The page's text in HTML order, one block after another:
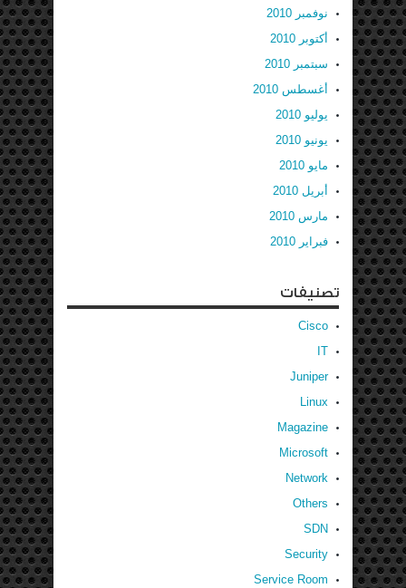
نوفمبر 2010
أكتوبر 2010
سبتمبر 2010
أغسطس 2010
يوليو 2010
يونيو 2010
مايو 2010
أبريل 2010
مارس 2010
فبراير 2010
تصنيفات
Cisco
IT
Juniper
Linux
Magazine
Microsoft
Network
Others
SDN
Security
Service Room